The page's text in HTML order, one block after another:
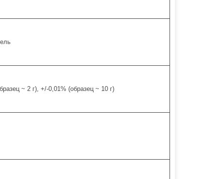
~ 2 г), +/-0,01% (образец ~ 10 г)